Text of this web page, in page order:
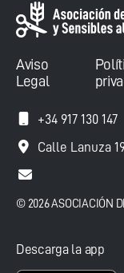
Aviso
Legal
+34 917 130 147
Calle Lanuza
© 2026 ASOCIACIÓN
Descarga la app